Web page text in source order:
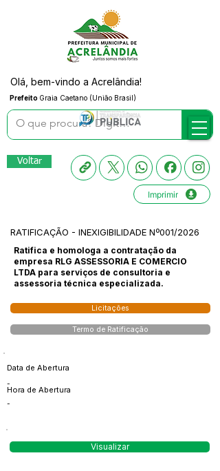
Prefeito Graia Caetano (União Brasil)
Olá, bem-vindo a Acrelândia!
Voltar
Imprimir
RATIFICAÇÃO - INEXIGIBILIDADE Nº001/2026
Ratifica e homologa a contratação da
empresa RLG ASSESSORIA E COMERCIO
LTDA para serviços de consultoria e
assessoria técnica especializada.
Licitações
Termo de Ratificação
Data de Abertura
-
Hora de Abertura
-
Visualizar